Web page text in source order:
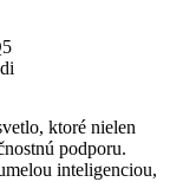
ktoré nielen
podporu.
inteligenciou,